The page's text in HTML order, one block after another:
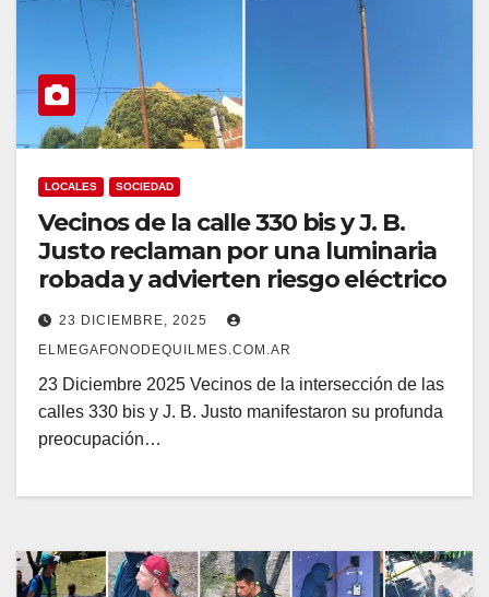
LOCALES SOCIEDAD
Vecinos de la calle 330 bis y J. B.
Justo reclaman por una luminaria
robada y advierten riesgo eléctrico
23 DICIEMBRE, 2025
ELMEGAFONODEQUILMES.COM.AR
23 Diciembre 2025 Vecinos de la intersección de las
calles 330 bis y J. B. Justo manifestaron su profunda
preocupación…